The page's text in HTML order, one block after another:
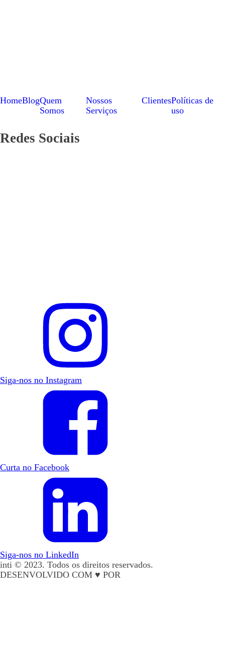
HomeBlogQuem
Somos
Nossos
Serviços
ClientesPolíticas de
uso
Redes Sociais
Siga-nos no Instagram
Curta no Facebook
Siga-nos no LinkedIn
inti © 2023. Todos os direitos reservados.
DESENVOLVIDO COM ♥ POR